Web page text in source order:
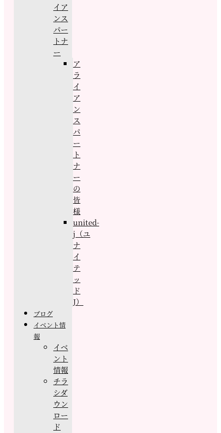
イア
ンス
パー
トナ
ー
ア
ラ
イ
ア
ン
ス
パ
ー
ト
ナ
ー
の
皆
様
united-
j（ユ
ナ
イ
テ
ッ
ド
J）
ブログ
イベント情
報
イベ
ント
情報
チラ
シダ
ウン
ロー
ド